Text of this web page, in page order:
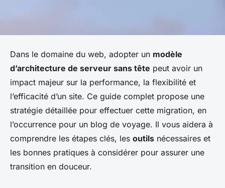
Dans le domaine du web, adopter un modèle
d’architecture de serveur sans tête peut avoir un
impact majeur sur la performance, la flexibilité et
l’efficacité d’un site. Ce guide complet propose une
stratégie détaillée pour effectuer cette migration, en
l’occurrence pour un blog de voyage. Il vous aidera à
comprendre les étapes clés, les outils nécessaires et
les bonnes pratiques à considérer pour assurer une
transition en douceur.